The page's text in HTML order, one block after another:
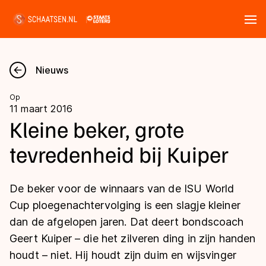
Nieuws
Kalender
Disciplines
Langebaan
Shorttrack
Inlineskaten
Uitslagen
Langebaan
Shorttrack
Marathon
Tijden & historie
Ranglijsten Langebaan
Nieuws
Op
11 maart 2016
Kleine beker, grote
tevredenheid bij Kuiper
De beker voor de winnaars van de ISU World
Cup ploegenachtervolging is een slagje kleiner
dan de afgelopen jaren. Dat deert bondscoach
Geert Kuiper – die het zilveren ding in zijn handen
houdt – niet. Hij houdt zijn duim en wijsvinger